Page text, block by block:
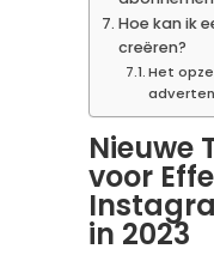
Hoe kan ik
creëren?
Het
Nieuwe
voor
in 2023